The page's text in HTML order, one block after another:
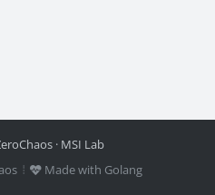
· MSI Lab
⦙
Made with Golang